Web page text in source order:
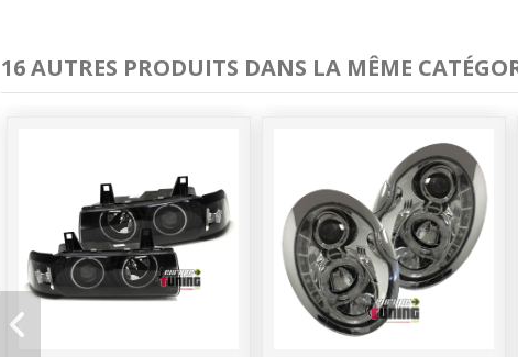
16 AUTRES PRODUITS DANS LA MÊME